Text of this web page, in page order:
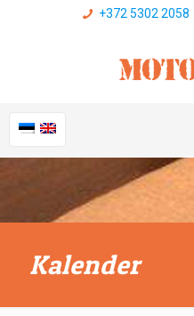
+372 5302 2058
Kalender